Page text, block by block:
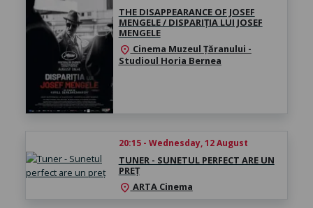
THE DISAPPEARANCE OF JOSEF
MENGELE / DISPARIȚIA LUI JOSEF
MENGELE
location_on Cinema Muzeul Țăranului -
Studioul Horia Bernea
20:15 - Wednesday, 12 August
TUNER - SUNETUL PERFECT ARE UN
PREȚ
location_onARTA Cinema